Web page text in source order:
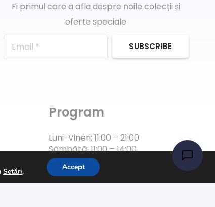
Fi primul care a afla despre noile colecții și
oferte speciale
SUBSCRIBE
Program
Luni-Vineri: 11:00 – 21:00
Sâmbătă: 11:00 – 14:00
Setări. Accept